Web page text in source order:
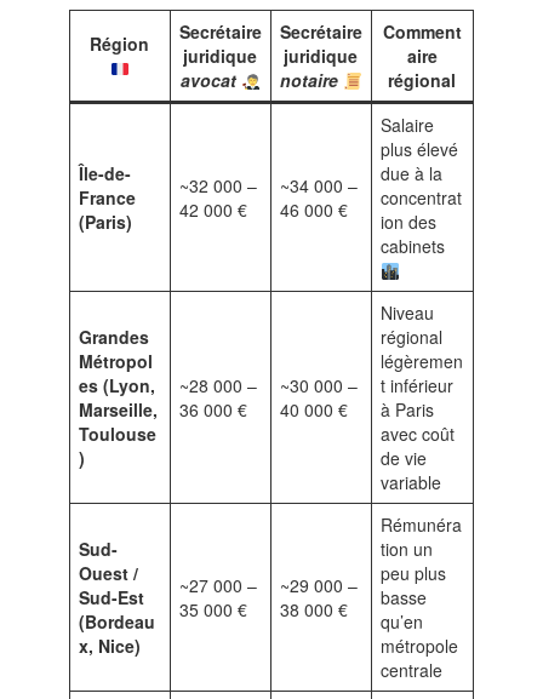
Région
Secrétaire
juridique
avocat
Secrétaire
juridique
notaire
Comment
aire
régional
Île-de-
France
(Paris)
~32 000 –
42 000 €
~34 000 –
46 000 €
Salaire
plus élevé
due à la
concentrat
ion des
cabinets
Grandes
Métropol
es (Lyon,
Marseille,
Toulouse
)
~28 000 –
36 000 €
~30 000 –
40 000 €
Niveau
régional
légèremen
t inférieur
à Paris
avec coût
de vie
variable
Sud-
Ouest /
Sud-Est
(Bordeau
x, Nice)
~27 000 –
35 000 €
~29 000 –
38 000 €
Rémunéra
tion un
peu plus
basse
qu’en
métropole
centrale